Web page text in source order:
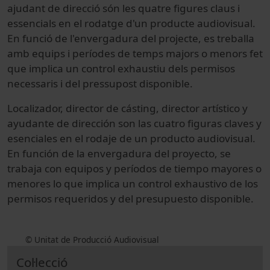
ajudant de direcció són les quatre figures claus i
essencials en el rodatge d'un producte audiovisual.
En funció de l'envergadura del projecte, es treballa
amb equips i períodes de temps majors o menors fet
que implica un control exhaustiu dels permisos
necessaris i del pressupost disponible.
Localizador, director de cásting, director artístico y
ayudante de dirección son las cuatro figuras claves y
esenciales en el rodaje de un producto audiovisual.
En función de la envergadura del proyecto, se
trabaja con equipos y períodos de tiempo mayores o
menores lo que implica un control exhaustivo de los
permisos requeridos y del presupuesto disponible.
© Unitat de Producció Audiovisual
Col·lecció